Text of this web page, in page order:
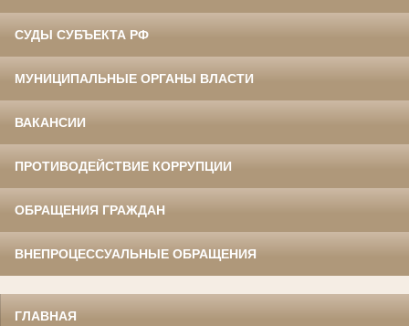
СУДЫ СУБЪЕКТА РФ
МУНИЦИПАЛЬНЫЕ ОРГАНЫ ВЛАСТИ
ВАКАНСИИ
ПРОТИВОДЕЙСТВИЕ КОРРУПЦИИ
ОБРАЩЕНИЯ ГРАЖДАН
ВНЕПРОЦЕССУАЛЬНЫЕ ОБРАЩЕНИЯ
ГЛАВНАЯ